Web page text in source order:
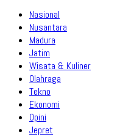
Nasional
Nusantara
Madura
Jatim
Wisata & Kuliner
Olahraga
Tekno
Ekonomi
Opini
Jepret